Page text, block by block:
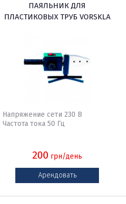
ПАЯЛЬНИК ДЛЯ
ПЛАСТИКОВЫХ ТРУБ VORSKLA
Напряжение сети 230 В
Частота тока 50 Гц
200 грн/день
Арендовать